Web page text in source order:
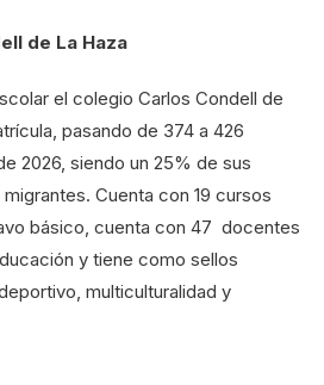
de La Haza
el colegio Carlos Condell de
pasando de 374 a 426
2026, siendo un 25% de sus
Cuenta con 19 cursos
básico, cuenta con 47 docentes
y tiene como sellos
multiculturalidad y